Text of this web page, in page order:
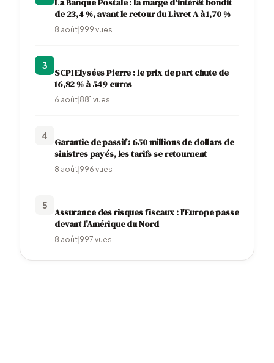
La Banque Postale : la marge d'intérêt bondit
de 23,4 %, avant le retour du Livret A à 1,70 %
8 août 999 vues
3
SCPI Elysées Pierre : le prix de part chute de
16,82 % à 549 euros
6 août 881 vues
4
Garantie de passif : 650 millions de dollars de
sinistres payés, les tarifs se retournent
8 août 996 vues
5
Assurance des risques fiscaux : l'Europe passe
devant l'Amérique du Nord
8 août 997 vues